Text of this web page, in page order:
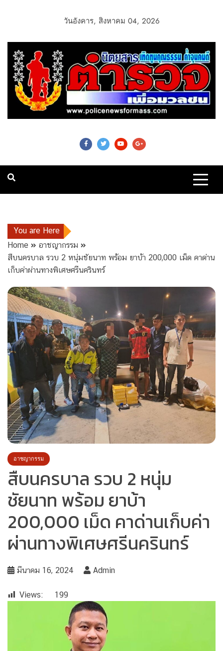
วันอังคาร, สิงหาคม 04, 2026
Police News For
Mass
You are Here
Home
อาชญากรรม
สืบนครบาล รวบ 2 หนุ่มชัยนาท พร้อม ยาบ้า 200,000 เม็ด คาด่าน
เก็บค่าผ่านทางพิเศษศรีนครินทร์
อาชญากรรม
สืบนครบาล รวบ 2 หนุ่ม
ชัยนาท พร้อม ยาบ้า
200,000 เม็ด คาด่านเก็บค่า
ผ่านทางพิเศษศรีนครินทร์
มีนาคม 16, 2024 Admin
Views: 199